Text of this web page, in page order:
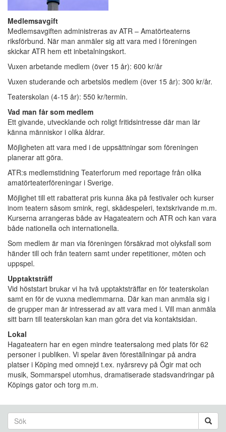
Medlemsavgift
Medlemsavgiften administreras av ATR – Amatörteaterns
riksförbund. När man anmäler sig att vara med i föreningen
skickar ATR hem ett inbetalningskort.
Vuxen arbetande medlem (över 15 år): 600 kr/år
Vuxen studerande och arbetslös medlem (över 15 år): 300 kr/år.
Teaterskolan (4-15 år): 550 kr/termin.
Vad man får som medlem
Ett givande, utvecklande och roligt fritidsintresse där man lär
känna människor i olika åldrar.
Möjligheten att vara med i de uppsättningar som föreningen
planerar att göra.
ATR:s medlemstidning Teaterforum med reportage från olika
amatörteaterföreningar i Sverige.
Möjlighet till ett rabatterat pris kunna åka på festivaler och kurser
inom teatern såsom smink, regi, skådespeleri, textskrivande m.m.
Kurserna arrangeras både av Hagateatern och ATR och kan vara
både nationella och internationella.
Som medlem är man via föreningen försäkrad mot olyksfall som
händer till och från teatern samt under repetitioner, möten och
uppspel.
Upptaktsträff
Vid höststart brukar vi ha två upptaktsträffar en för teaterskolan
samt en för de vuxna medlemmarna. Där kan man anmäla sig i
de grupper man är intresserad av att vara med i. Vill man anmäla
sitt barn till teaterskolan kan man göra det via kontaktsidan.
Lokal
Hagateatern har en egen mindre teatersalong med plats för 62
personer i publiken. Vi spelar även föreställningar på andra
platser i Köping med omnejd t.ex. nyårsrevy på Ögir mat och
musik, Sommarspel utomhus, dramatiserade stadsvandringar på
Köpings gator och torg m.m.
Sökformulär